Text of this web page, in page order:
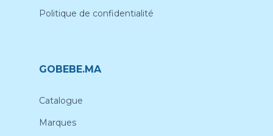
Politique de confidentialité
GOBEBE.MA
Catalogue
Marques